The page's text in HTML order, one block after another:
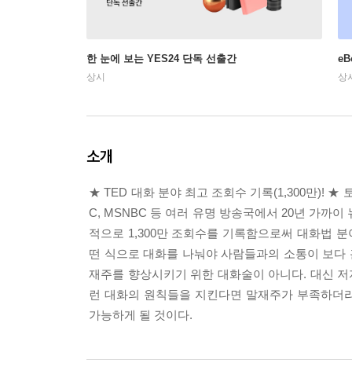
한 눈에 보는 YES24 단독 선출간
상시 상
소개
★ TED 대화 분야 최고 조회수 기록(1,300만)! ★
C, MSNBC 등 여러 유명 방송국에서 20년 가까
적으로 1,300만 조회수를 기록함으로써 대화법
떤 식으로 대화를 나눠야 사람들과의 소통이 보
재주를 향상시키기 위한 대화술이 아니다. 대신
런 대화의 원칙들을 지킨다면 말재주가 부족하
가능하게 될 것이다.